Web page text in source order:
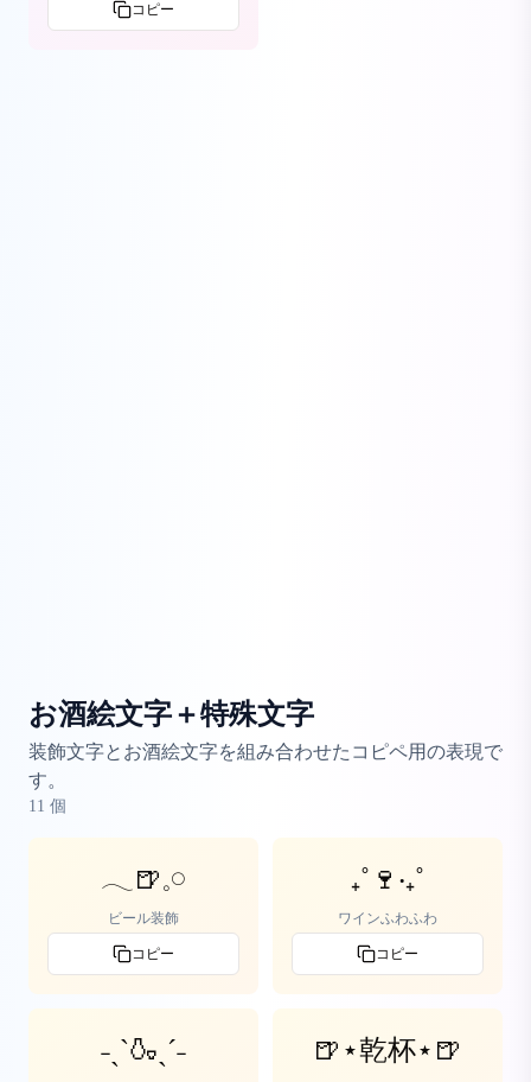
コピー
お酒絵文字＋特殊文字
装飾文字とお酒絵文字を組み合わせたコピペ用の表現で
す。
11 個
𓂃🍺𓈒𓏸
ビール装飾
コピー
₊˚🍷‧₊˚
ワインふわふわ
コピー
˗ˏˋ🍶ˎˊ˗ 🍺⋆乾杯⋆🍺